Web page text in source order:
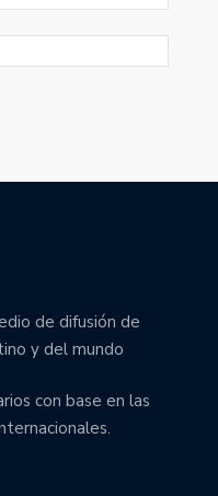
de difusión de
y del mundo
con base en las